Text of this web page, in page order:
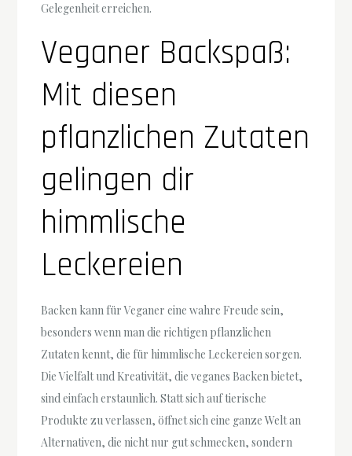
Gelegenheit erreichen.
Veganer Backspaß:
Mit diesen
pflanzlichen Zutaten
gelingen dir
himmlische
Leckereien
Backen kann für Veganer eine wahre Freude sein,
besonders wenn man die richtigen pflanzlichen
Zutaten kennt, die für himmlische Leckereien sorgen.
Die Vielfalt und Kreativität, die veganes Backen bietet,
sind einfach erstaunlich. Statt sich auf tierische
Produkte zu verlassen, öffnet sich eine ganze Welt an
Alternativen, die nicht nur gut schmecken, sondern